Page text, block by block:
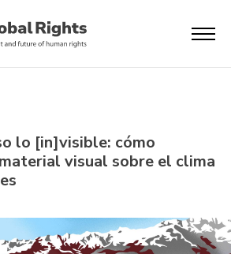
lo [in]visible: cómo
visual sobre el clima